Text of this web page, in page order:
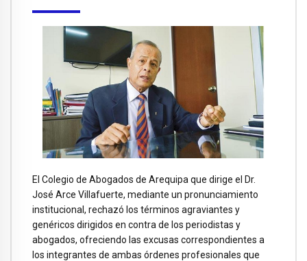
El Colegio de Abogados de Arequipa que dirige el Dr.
José Arce Villafuerte, mediante un pronunciamiento
institucional, rechazó los términos agraviantes y
genéricos dirigidos en contra de los periodistas y
abogados, ofreciendo las excusas correspondientes a
los integrantes de ambas órdenes profesionales que